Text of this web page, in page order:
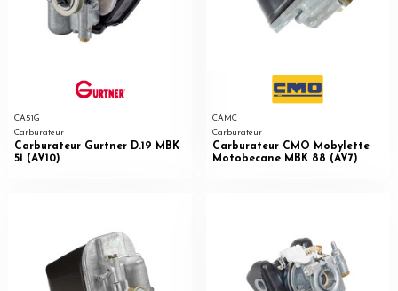
CA51G
Carburateur
Carburateur Gurtner D.19 MBK
51 (AV10)
CAMC
Carburateur
Carburateur CMO Mobylette
Motobecane MBK 88 (AV7)